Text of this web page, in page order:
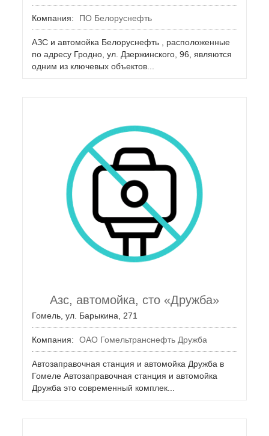
Компания: ПО Белоруснефть
АЗС и автомойка Белоруснефть , расположенные
по адресу Гродно, ул. Дзержинского, 96, являются
одним из ключевых объектов...
Азс, автомойка, сто «Дружба»
Гомель, ул. Барыкина, 271
Компания: ОАО Гомельтранснефть Дружба
Автозаправочная станция и автомойка Дружба в
Гомеле Автозаправочная станция и автомойка
Дружба это современный комплек...